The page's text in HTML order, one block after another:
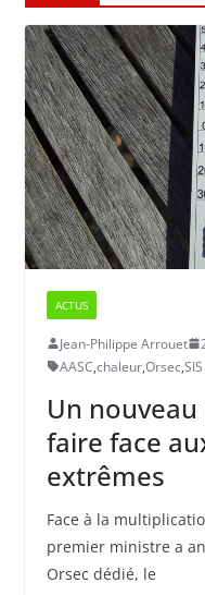
ACTUS
Jean-Philippe Arrouet
AASC,chaleur,Orsec,SIS
Un
faire face
extrêmes
Face à la
premier ministre a
Orsec dédié, le